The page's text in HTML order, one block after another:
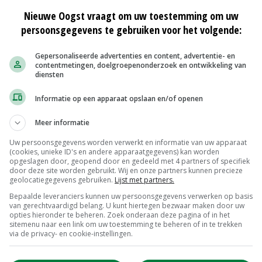
kuilanalyses.'
vooral als het gaat om ZEA, DON, NIV en 3-Gluc-
gevonden. Ook bleek geen enkele maiskuil vrij te
dat 31 procent van de bedrijven een hoog en 48
35 procent mais in het rantsoen wordt gevoerd. Op
en gezondheidsproblemen', zegt Janssen.
en mycotoxinen is dat deze de vertering van
mycotoxinen nog sneller in de darm en richten schade
tot pensverzuring en vrijkomen van endotoxinen
melkvee.'
'Vaak merk je dat het niet loopt met de
Nieuwe Oogst vraagt om uw toestemming om uw
persoonsgegevens te gebruiken voor het volgende:
Gepersonaliseerde advertenties en content, advertentie- en
contentmetingen, doelgroepenonderzoek en ontwikkeling van
diensten
Informatie op een apparaat opslaan en/of openen
Meer informatie
Uw persoonsgegevens worden verwerkt en informatie van uw apparaat
(cookies, unieke ID's en andere apparaatgegevens) kan worden
opgeslagen door, geopend door en gedeeld met 4 partners of specifiek
door deze site worden gebruikt. Wij en onze partners kunnen precieze
geolocatiegegevens gebruiken. Lijst met partners.
Bepaalde leveranciers kunnen uw persoonsgegevens verwerken op basis
van gerechtvaardigd belang. U kunt hiertegen bezwaar maken door uw
opties hieronder te beheren. Zoek onderaan deze pagina of in het
sitemenu naar een link om uw toestemming te beheren of in te trekken
via de privacy- en cookie-instellingen.